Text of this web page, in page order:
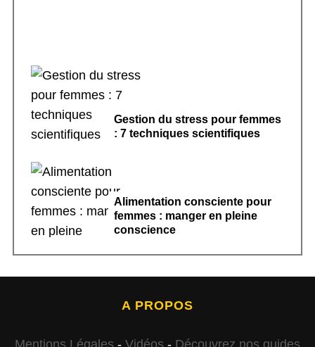
Gestion du stress pour femmes
: 7 techniques scientifiques
Alimentation consciente pour
femmes : manger en pleine
conscience
A PROPOS